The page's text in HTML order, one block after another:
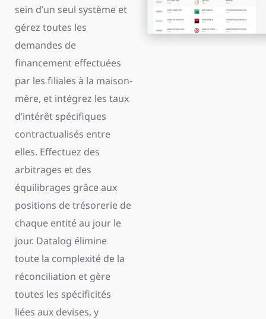
sein d’un seul système et
gérez toutes les
demandes de
financement effectuées
par les filiales à la maison-
mère, et intégrez les taux
d’intérêt spécifiques
contractualisés entre
elles. Effectuez des
arbitrages et des
équilibrages grâce aux
positions de trésorerie de
chaque entité au jour le
jour. Datalog élimine
toute la complexité de la
réconciliation et gère
toutes les spécificités
liées aux devises, y